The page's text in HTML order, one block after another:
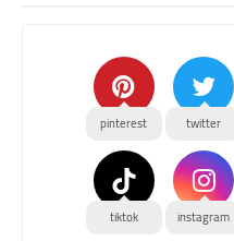
twitter
pinterest
instagram
tiktok